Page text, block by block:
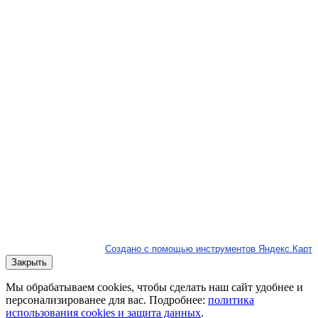
Создано с помощью инструментов Яндекс.Карт
Закрыть
Мы обрабатываем cookies, чтобы сделать наш сайт удобнее и
персонализированее для вас. Подробнее: политика
использования cookies и защита данных.